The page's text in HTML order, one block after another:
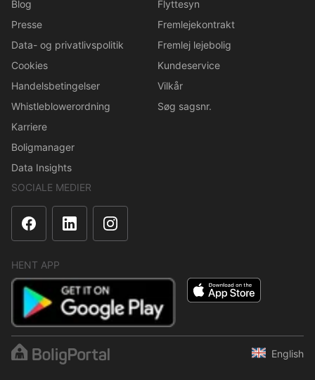
Blog
Presse
Data- og privatlivspolitik
Cookies
Handelsbetingelser
Whistleblowerordning
Karriere
Boligmanager
Data Insights
Flyttesyn
Fremlejekontrakt
Fremlej lejebolig
Kundeservice
Vilkår
Søg sagsnr.
SOCIALE MEDIER
HENT APP
English